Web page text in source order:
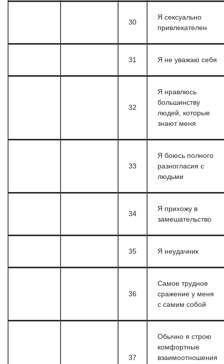
30
Я сексуально
привлекателен
31 Я не уважаю себя
32
Я нравлюсь
большинству
людей, которые
знают меня
33
Я боюсь полного
разногласия с
людьми
34
Я прихожу в
замешательство
35 Я неудачник
36
Самое трудное
сражение у меня
с самим собой
37
Обычно я строю
комфортные
взаимоотношения